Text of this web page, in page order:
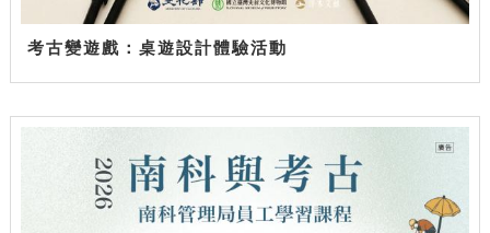
考古變遊戲：桌遊設計體驗活動